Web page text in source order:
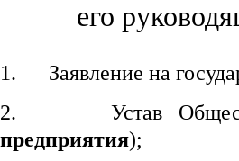
его
1. Заявление на
2.Устав
предприятия);